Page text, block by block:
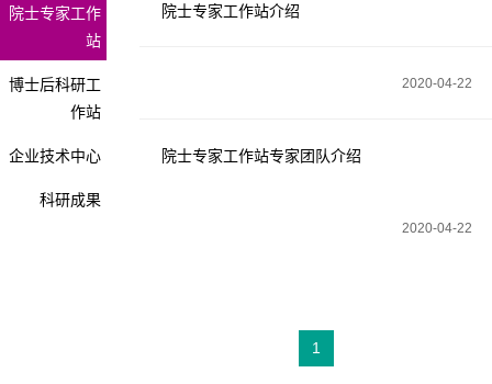
院士专家工作
站
博士后科研工
作站
企业技术中心
科研成果
院士专家工作站介绍
2020-04-22
院士专家工作站专家团队介绍
2020-04-22
1